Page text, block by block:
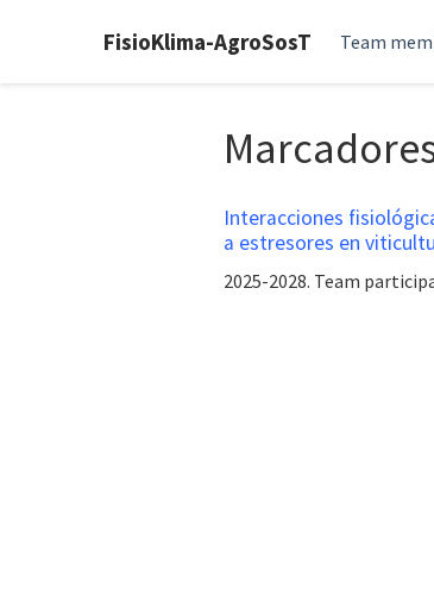
FisioKlima-AgroSosT Team
Interacciones
a estresores en
2025-2028. Team